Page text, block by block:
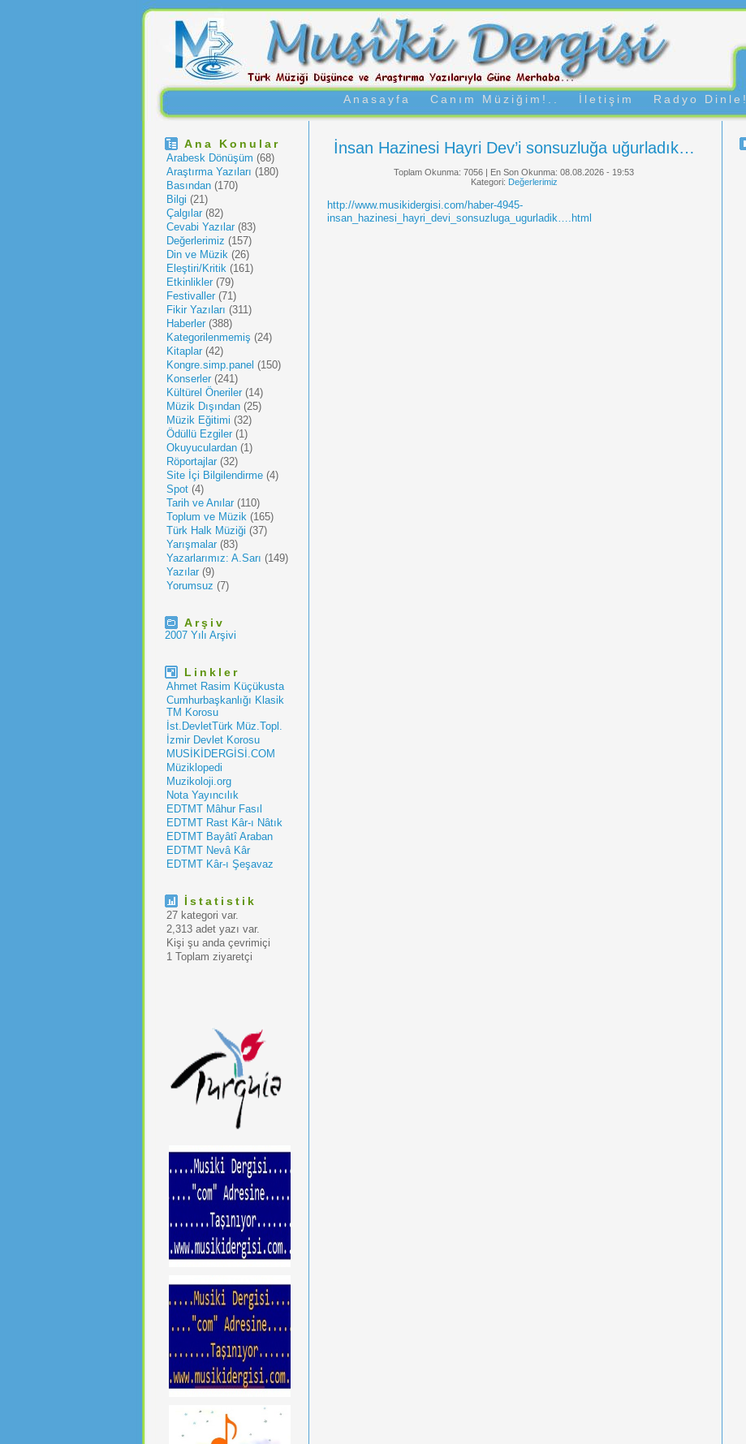
Anasayfa Canım Müziğim!.. İletişim Radyo Dinle!
Ana Konular
Arabesk Dönüşüm (68)
Araştırma Yazıları (180)
Basından (170)
Bilgi (21)
Çalgılar (82)
Cevabi Yazılar (83)
Değerlerimiz (157)
Din ve Müzik (26)
Eleştiri/Kritik (161)
Etkinlikler (79)
Festivaller (71)
Fikir Yazıları (311)
Haberler (388)
Kategorilenmemiş (24)
Kitaplar (42)
Kongre.simp.panel (150)
Konserler (241)
Kültürel Öneriler (14)
Müzik Dışından (25)
Müzik Eğitimi (32)
Ödüllü Ezgiler (1)
Okuyuculardan (1)
Röportajlar (32)
Site İçi Bilgilendirme (4)
Spot (4)
Tarih ve Anılar (110)
Toplum ve Müzik (165)
Türk Halk Müziği (37)
Yarışmalar (83)
Yazarlarımız: A.Sarı (149)
Yazılar (9)
Yorumsuz (7)
Arşiv
2007 Yılı Arşivi
Linkler
Ahmet Rasim Küçükusta
Cumhurbaşkanlığı Klasik
TM Korosu
İst.DevletTürk Müz.Topl.
İzmir Devlet Korosu
MUSİKİDERGİSİ.COM
Müziklopedi
Muzikoloji.org
Nota Yayıncılık
EDTMT Mâhur Fasıl
EDTMT Rast Kâr-ı Nâtık
EDTMT Bayâtî Araban
EDTMT Nevâ Kâr
EDTMT Kâr-ı Şeşavaz
İstatistik
27 kategori var.
2,313 adet yazı var.
Kişi şu anda çevrimiçi
1 Toplam ziyaretçi
İnsan Hazinesi Hayri Dev’i sonsuzluğa uğurladık…
Toplam Okunma: 7056 | En Son Okunma: 08.08.2026 - 19:53
Kategori: Değerlerimiz
http://www.musikidergisi.com/haber-4945-
insan_hazinesi_hayri_devi_sonsuzluga_ugurladik….html